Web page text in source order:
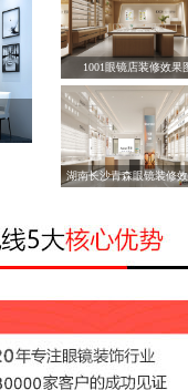
1001眼镜店装修效果
湖南长沙青森眼镜装修